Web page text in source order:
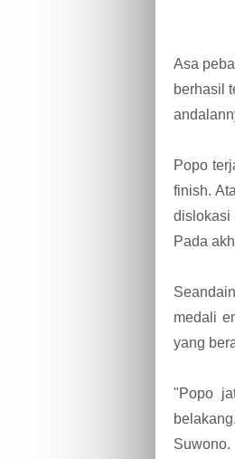
Asa
berhasil
Popo
finish.
dislokasi
Pada
medali
yang
"Popo
Suwono.